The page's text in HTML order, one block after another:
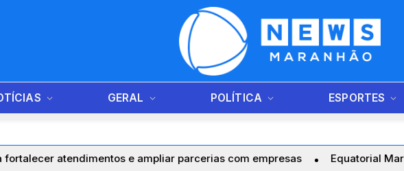
GERAL POLÍTICA ESPORTES
atendimentos e ampliar parcerias com empresas Equatorial Maranhão